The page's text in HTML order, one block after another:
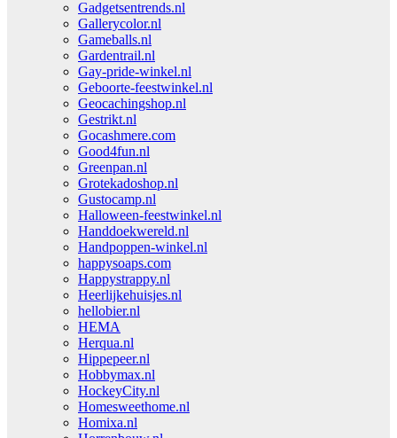
Gadgetsentrends.nl
Gallerycolor.nl
Gameballs.nl
Gardentrail.nl
Gay-pride-winkel.nl
Geboorte-feestwinkel.nl
Geocachingshop.nl
Gestrikt.nl
Gocashmere.com
Good4fun.nl
Greenpan.nl
Grotekadoshop.nl
Gustocamp.nl
Halloween-feestwinkel.nl
Handdoekwereld.nl
Handpoppen-winkel.nl
happysoaps.com
Happystrappy.nl
Heerlijkehuisjes.nl
hellobier.nl
HEMA
Herqua.nl
Hippepeer.nl
Hobbymax.nl
HockeyCity.nl
Homesweethome.nl
Homixa.nl